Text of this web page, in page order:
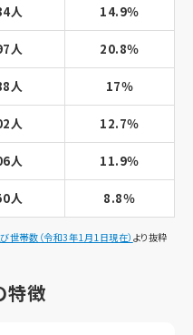
人 14.9％
人 20.8％
人 17％
人 12.7％
人 11.9％
人 8.8％
世帯数（令和3年1月1日現在） より抜粋
特徴